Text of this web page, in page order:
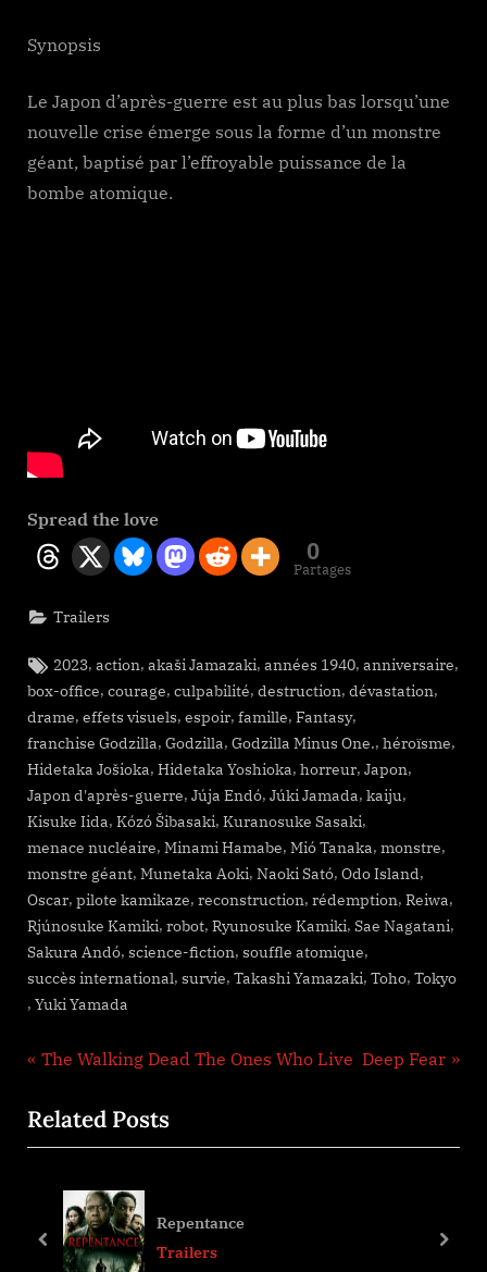
Synopsis
Le Japon d’après-guerre est au plus bas lorsqu’une
nouvelle crise émerge sous la forme d’un monstre
géant, baptisé par l’effroyable puissance de la
bombe atomique.
Spread the love
0
Partages
Trailers
Tags:
2023,action,akaši Jamazaki,années 1940,anniversaire,
box-office, courage, culpabilité, destruction, dévastation,
drame, effets visuels, espoir, famille, Fantasy,
franchise Godzilla, Godzilla, Godzilla Minus One., héroïsme,
Hidetaka Jošioka, Hidetaka Yoshioka, horreur, Japon,
Japon d'après-guerre, Júja Endó, Júki Jamada, kaiju,
Kisuke Iida, Kózó Šibasaki, Kuranosuke Sasaki,
menace nucléaire, Minami Hamabe, Mió Tanaka, monstre,
monstre géant, Munetaka Aoki, Naoki Sató, Odo Island,
Oscar, pilote kamikaze, reconstruction, rédemption, Reiwa,
Rjúnosuke Kamiki, robot, Ryunosuke Kamiki, Sae Nagatani,
Sakura Andó, science-fiction, souffle atomique,
succès international, survie, Takashi Yamazaki, Toho, Tokyo
, Yuki Yamada
Navigation
de
l’article
P
e
v
u
The Walking Dead The Ones Who Live N
t
Deep Fear
Related Posts
Repentance
Trailers
prev next